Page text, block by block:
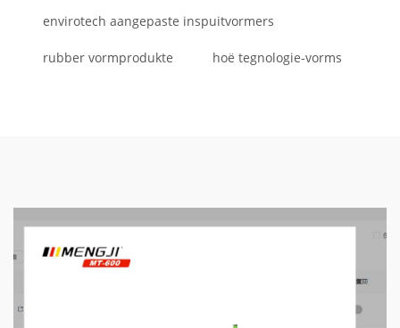
envirotech aangepaste inspuitvormers
rubber vormprodukte hoë tegnologie-vorms